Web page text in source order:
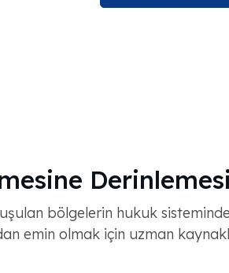
bölgelerin hukuk
emin olmak için uzman